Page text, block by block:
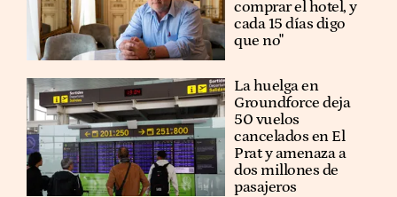
comprar el hotel, y
cada 15 días digo
que no"
La huelga en
Groundforce deja
50 vuelos
cancelados en El
Prat y amenaza a
dos millones de
pasajeros